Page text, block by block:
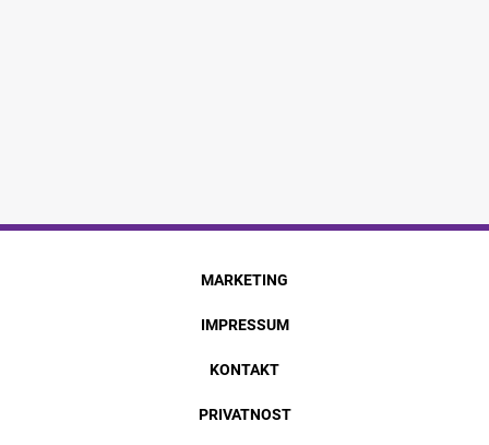
MARKETING
IMPRESSUM
KONTAKT
PRIVATNOST